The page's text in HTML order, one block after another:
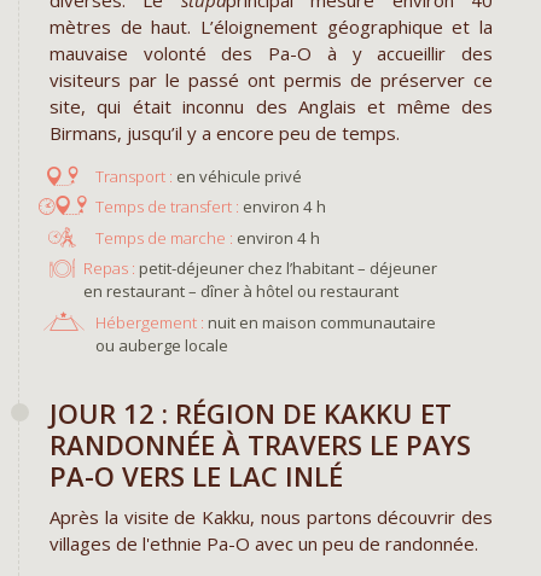
mètres de haut. L’éloignement géographique et la
mauvaise volonté des Pa-O à y accueillir des
visiteurs par le passé ont permis de préserver ce
site, qui était inconnu des Anglais et même des
Birmans, jusqu’il y a encore peu de temps.
en véhicule privé
environ 4 h
environ 4 h
Repas : petit-déjeuner chez l’habitant – déjeuner
en restaurant – dîner à hôtel ou restaurant
Hébergement : nuit en maison communautaire
ou auberge locale
JOUR 12 : RÉGION DE KAKKU ET
RANDONNÉE À TRAVERS LE PAYS
PA-O VERS LE LAC INLÉ
Après la visite de Kakku, nous partons découvrir des
villages de l'ethnie Pa-O avec un peu de randonnée.